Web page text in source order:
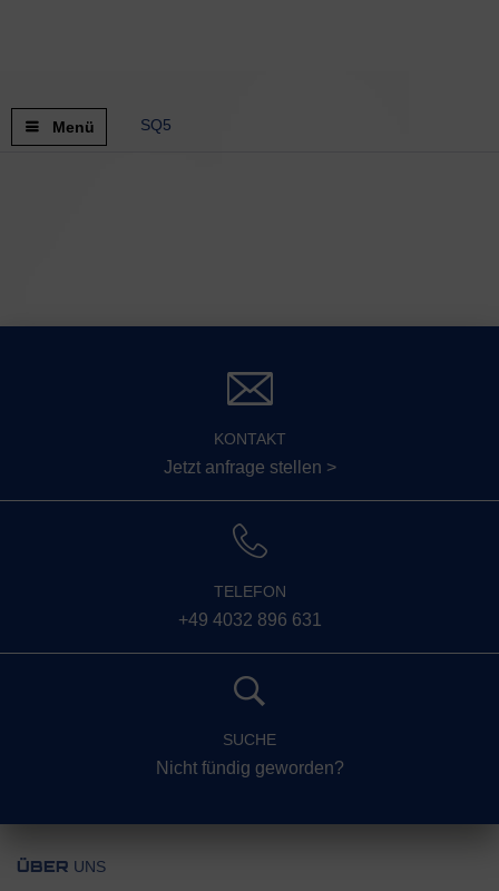
Menü SQ5
KONTAKT
Jetzt anfrage stellen >
TELEFON
+49 4032 896 631
SUCHE
Nicht fündig geworden?
ÜBER UNS